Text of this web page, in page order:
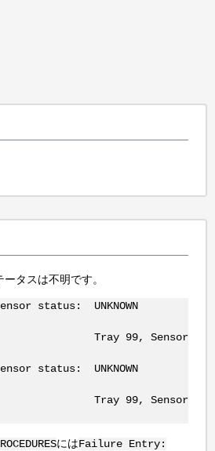
タスは不明です。
status: UNKNOWN
Tray 99, Sensor
status: UNKNOWN
Tray 99, Sensor
にはFailure Entry: